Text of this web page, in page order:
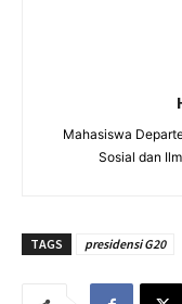
Mahasiswa
Sosial dan
TAGS presidensi G20